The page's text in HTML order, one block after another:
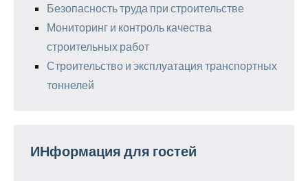
Безопасность труда при строительстве
Мониторинг и контроль качества
строительных работ
Строительство и эксплуатация транспортных
тоннелей
ИНформация для гостей